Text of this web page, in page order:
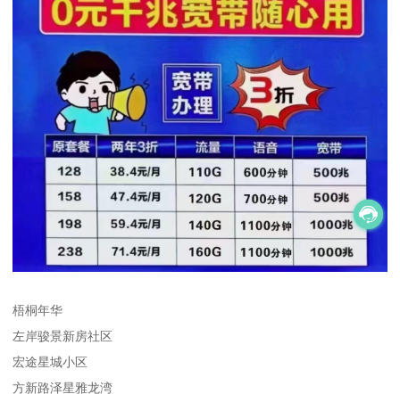
梧桐年华
左岸骏景新房社区
宏途星城小区
方新路泽星雅龙湾